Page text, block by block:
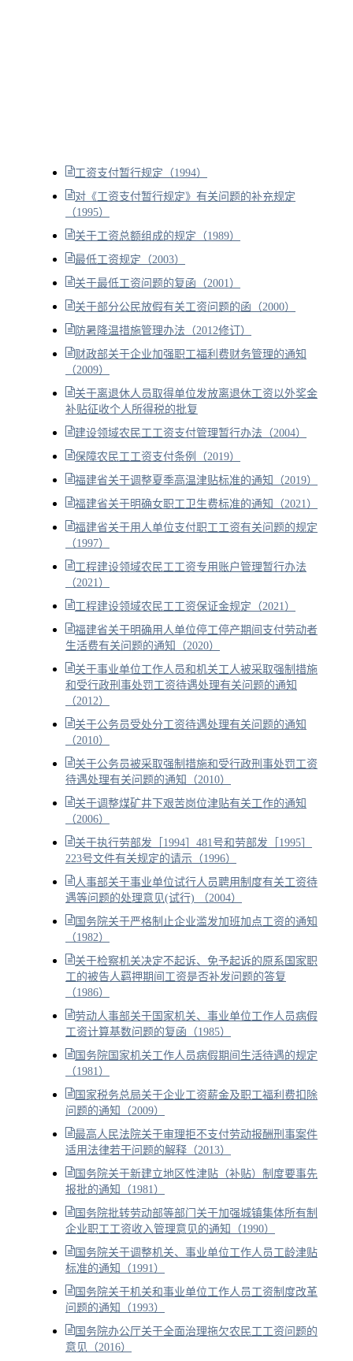
工资支付暂行规定（1994）
对《工资支付暂行规定》有关问题的补充规定
（1995）
关于工资总额组成的规定（1989）
最低工资规定（2003）
关于最低工资问题的复函（2001）
关于部分公民放假有关工资问题的函（2000）
防暑降温措施管理办法（2012修订）
财政部关于企业加强职工福利费财务管理的通知
（2009）
关于离退休人员取得单位发放离退休工资以外奖金
补贴征收个人所得税的批复
建设领域农民工工资支付管理暂行办法（2004）
保障农民工工资支付条例（2019）
福建省关于调整夏季高温津贴标准的通知（2019）
福建省关于明确女职工卫生费标准的通知（2021）
福建省关于用人单位支付职工工资有关问题的规定
（1997）
工程建设领域农民工工资专用账户管理暂行办法
（2021）
工程建设领域农民工工资保证金规定（2021）
福建省关于明确用人单位停工停产期间支付劳动者
生活费有关问题的通知（2020）
关于事业单位工作人员和机关工人被采取强制措施
和受行政刑事处罚工资待遇处理有关问题的通知
（2012）
关于公务员受处分工资待遇处理有关问题的通知
（2010）
关于公务员被采取强制措施和受行政刑事处罚工资
待遇处理有关问题的通知（2010）
关于调整煤矿井下艰苦岗位津贴有关工作的通知
（2006）
关于执行劳部发［1994］481号和劳部发［1995］
223号文件有关规定的请示（1996）
人事部关于事业单位试行人员聘用制度有关工资待
遇等问题的处理意见(试行) （2004）
国务院关于严格制止企业滥发加班加点工资的通知
（1982）
关于检察机关决定不起诉、免予起诉的原系国家职
工的被告人羁押期间工资是否补发问题的答复
（1986）
劳动人事部关于国家机关、事业单位工作人员病假
工资计算基数问题的复函（1985）
国务院国家机关工作人员病假期间生活待遇的规定
（1981）
国家税务总局关于企业工资薪金及职工福利费扣除
问题的通知（2009）
最高人民法院关于审理拒不支付劳动报酬刑事案件
适用法律若干问题的解释（2013）
国务院关于新建立地区性津贴（补贴）制度要事先
报批的通知（1981）
国务院批转劳动部等部门关于加强城镇集体所有制
企业职工工资收入管理意见的通知（1990）
国务院关于调整机关、事业单位工作人员工龄津贴
标准的通知（1991）
国务院关于机关和事业单位工作人员工资制度改革
问题的通知（1993）
国务院办公厅关于全面治理拖欠农民工工资问题的
意见（2016）